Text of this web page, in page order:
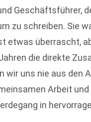
Geschäftsführer,
zu schreiben. Sie
etwas überrascht,
die direkte
uns nie aus den
Arbeit
in